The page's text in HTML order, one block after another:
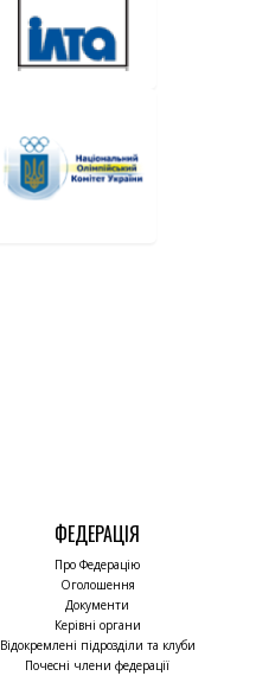
ФЕДЕРАЦІЯ
Про Федерацію
Оголошення
Документи
Керівні органи
Відокремлені підрозділи та клуби
Почесні члени федерації